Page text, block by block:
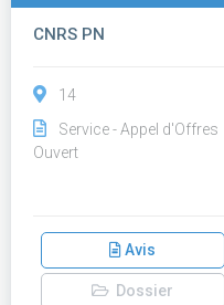
CNRS PN
14
Service - Appel d'Offres
Ouvert
Avis
Dossier